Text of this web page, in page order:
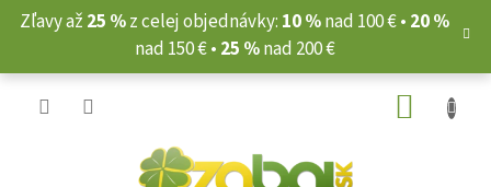
Prejsť
Zľavy až 25 %z celej objednávky: 10 %nad 100 € • 20 %
nad 150 € • 25 %nad 200 €